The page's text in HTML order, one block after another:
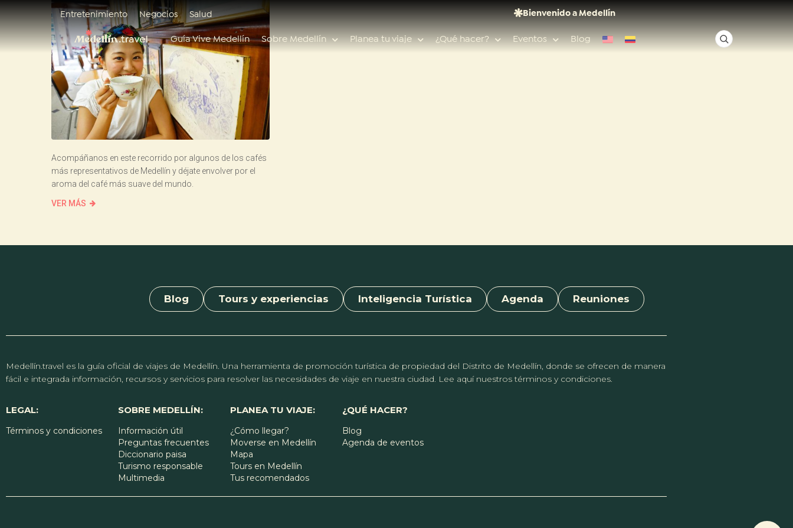
Entretenimiento Negocios Salud Bienvenido a Medellín
Guía Vive Medellín Sobre Medellín Planea tu viaje ¿Qué hacer? Eventos Blog
Acompáñanos en este recorrido por algunos de los cafés
más representativos de Medellín y déjate envolver por el
aroma del café más suave del mundo.
VER MÁS
Blog Tours y experiencias Inteligencia Turística Agenda Reuniones
Medellín.travel es la guía oficial de viajes de Medellín. Una herramienta de promoción turística de propiedad del Distrito de Medellín, donde se ofrecen de manera
fácil e integrada información, recursos y servicios para resolver las necesidades de viaje en nuestra ciudad. Lee aquí nuestros términos y condiciones.
LEGAL:
Términos y condiciones
SOBRE MEDELLÍN:
Información útil
Preguntas frecuentes
Diccionario paisa
Turismo responsable
Multimedia
PLANEA TU VIAJE:
¿Cómo llegar?
Moverse en Medellín
Mapa
Tours en Medellín
Tus recomendados
¿QUÉ HACER?
Blog
Agenda de eventos